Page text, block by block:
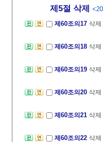
제5절 삭제
제60조의17 삭제
제60조의18 삭제
제60조의19 삭제
제60조의20 삭제
제60조의21 삭제
제60조의22 삭제